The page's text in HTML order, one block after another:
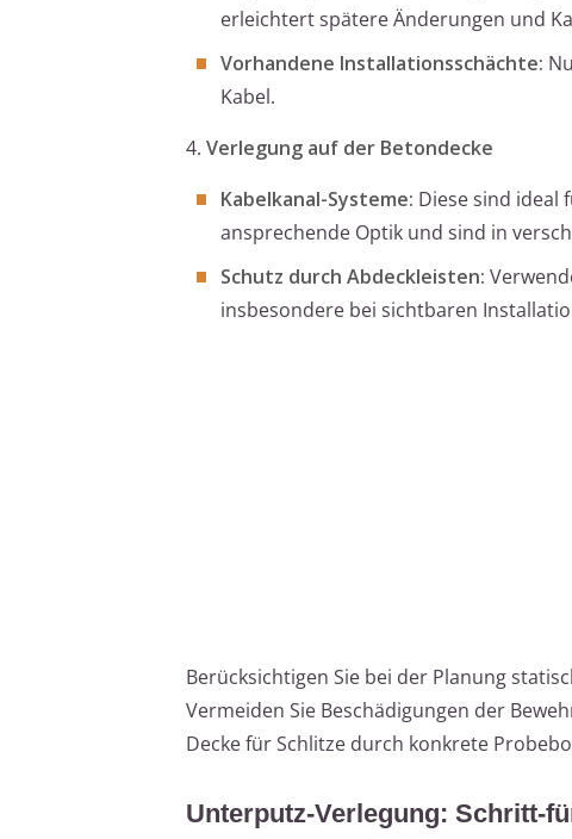
erleichtert spätere Änderungen und
Vorhandene Installationsschächte:
Kabel.
4. Verlegung auf der Betondecke
Kabelkanal-Systeme: Diese sind ideal
ansprechende Optik und sind in
Schutz durch Abdeckleisten:
insbesondere bei sichtbaren
Berücksichtigen Sie bei der Planung
Vermeiden Sie Beschädigungen der
Decke für Schlitze durch konkrete
Unterputz-Verlegung: Schritt-